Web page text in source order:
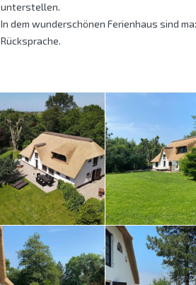
unterstellen.
In dem wunderschönen Ferienhaus sind
Rücksprache.